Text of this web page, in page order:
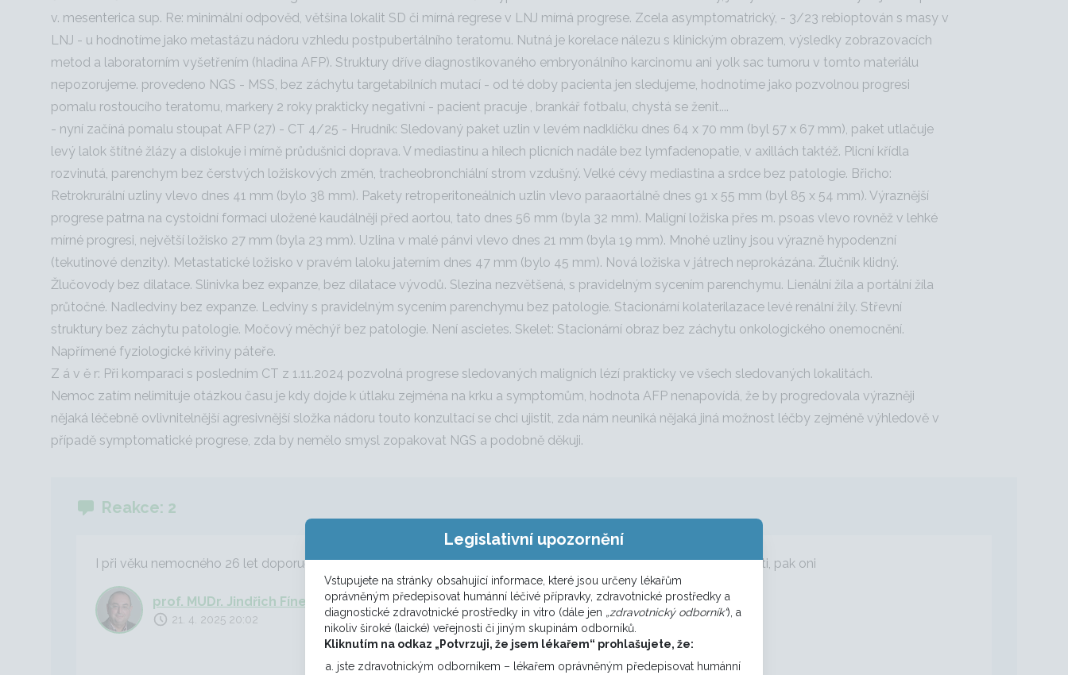
v. mesenterica sup. Re: minimální odpověd, většina lokalit SD či mírná regrese v LNJ mírná progrese. Zcela asymptomatrický, - 3/23 rebioptován s masy v
LNJ - u hodnotíme jako metastázu nádoru vzhledu postpubertálního teratomu. Nutná je korelace nálezu s klinickým obrazem, výsledky zobrazovacích
metod a laboratorním vyšetřením (hladina AFP). Struktury dříve diagnostikovaného embryonálního karcinomu ani yolk sac tumoru v tomto materiálu
nepozorujeme. provedeno NGS - MSS, bez záchytu targetabilních mutací - od té doby pacienta jen sledujeme, hodnotíme jako pozvolnou progresi
pomalu rostoucího teratomu, markery 2 roky prakticky negativní - pacient pracuje , brankář fotbalu, chystá se ženit....
- nyní začíná pomalu stoupat AFP (27) - CT 4/25 - Hrudník: Sledovaný paket uzlin v levém nadklíčku dnes 64 x 70 mm (byl 57 x 67 mm), paket utlačuje
levý lalok štítné žlázy a dislokuje i mírně průdušnici doprava. V mediastinu a hilech plicních nadále bez lymfadenopatie, v axillách taktéž. Plicní křídla
rozvinutá, parenchym bez čerstvých ložiskových změn, tracheobronchiální strom vzdušný. Velké cévy mediastina a srdce bez patologie. Břicho:
Retrokrurální uzliny vlevo dnes 41 mm (bylo 38 mm). Pakety retroperitoneálních uzlin vlevo paraaortálně dnes 91 x 55 mm (byl 85 x 54 mm). Výraznější
progrese patrna na cystoidní formaci uložené kaudálněji před aortou, tato dnes 56 mm (byla 32 mm). Maligní ložiska přes m. psoas vlevo rovněž v lehké
mírné progresi, největší ložisko 27 mm (byla 23 mm). Uzlina v malé pánvi vlevo dnes 21 mm (byla 19 mm). Mnohé uzliny jsou výrazně hypodenzní
(tekutinové denzity). Metastatické ložisko v pravém laloku jaterním dnes 47 mm (bylo 45 mm). Nová ložiska v játrech neprokázána. Žlučník klidný.
Žlučovody bez dilatace. Slinivka bez expanze, bez dilatace vývodů. Slezina nezvětšená, s pravidelným sycením parenchymu. Lienální žíla a portální žíla
průtočné. Nadledviny bez expanze. Ledviny s pravidelným sycením parenchymu bez patologie. Stacionární kolaterilazace levé renální žíly. Střevní
struktury bez záchytu patologie. Močový měchýř bez patologie. Není ascietes. Skelet: Stacionární obraz bez záchytu onkologického onemocnění.
Napřímené fyziologické křiviny páteře.
Z á v ě r: Při komparaci s posledním CT z 1.11.2024 pozvolná progrese sledovaných maligních lézí prakticky ve všech sledovaných lokalitách.
Nemoc zatím nelimituje otázkou času je kdy dojde k útlaku zejména na krku a symptomům, hodnota AFP nenapovídá, že by progredovala výrazněji
nějaká léčebně ovlivnitelnější agresivnější složka nádoru touto konzultací se chci ujistit, zda nám neuniká nějaká jiná možnost léčby zejméně výhledově v
případě symptomatické progrese, zda by nemělo smysl zopakovat NGS a podobně děkuji.
Reakce: 2
I při věku nemocného 26 let doporučuji konzultovat Kliniku dětské onkologie v Motole, pokud má někdo zkušenosti, pak oni
prof. MUDr. Jindřich Fínek, Ph.D., MHA
21. 4. 2025 20:02
Legislativní upozornění
Vstupujete na stránky obsahující informace, které jsou určeny lékařům
oprávněným předepisovat humánní léčivé přípravky, zdravotnické prostředky a
diagnostické zdravotnické prostředky in vitro (dále jen „zdravotnický odborník“), a
nikoliv široké (laické) veřejnosti či jiným skupinám odborníků.
Kliknutím na odkaz „Potvrzuji, že jsem lékařem“ prohlašujete, že:
jste zdravotnickým odborníkem – lékařem oprávněným předepisovat humánní